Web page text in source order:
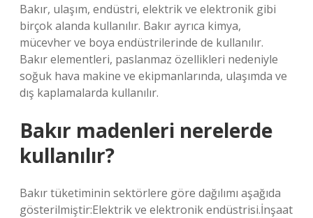
Bakır, ulaşım, endüstri, elektrik ve elektronik gibi
birçok alanda kullanılır. Bakır ayrıca kimya,
mücevher ve boya endüstrilerinde de kullanılır.
Bakır elementleri, paslanmaz özellikleri nedeniyle
soğuk hava makine ve ekipmanlarında, ulaşımda ve
dış kaplamalarda kullanılır.
Bakır madenleri nerelerde
kullanılır?
Bakır tüketiminin sektörlere göre dağılımı aşağıda
gösterilmiştir:Elektrik ve elektronik endüstrisi.İnşaat